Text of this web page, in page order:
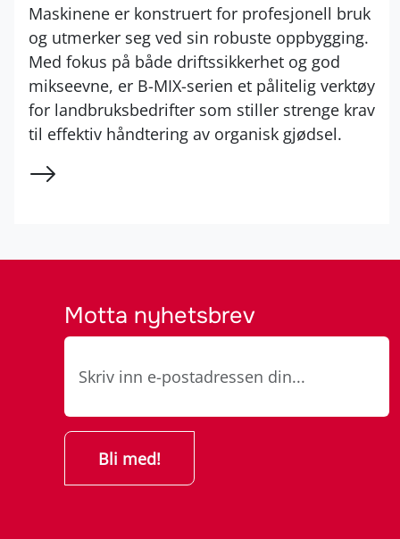
Maskinene er konstruert for profesjonell bruk
og utmerker seg ved sin robuste oppbygging.
Med fokus på både driftssikkerhet og god
mikseevne, er B-MIX-serien et pålitelig verktøy
for landbruksbedrifter som stiller strenge krav
til effektiv håndtering av organisk gjødsel.
Motta nyhetsbrev